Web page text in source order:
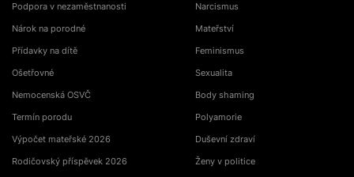
Podpora v nezaměstnanosti
Nárok na porodné
Přídavky na dítě
Ošetřovné
Nemocenská OSVČ
Termín porodu
Výpočet mateřské 2026
Rodičovský příspěvek 2026
Narcismus
Mateřství
Feminismus
Sexualita
Body shaming
Polyamorie
Duševní zdraví
Ženy v politice